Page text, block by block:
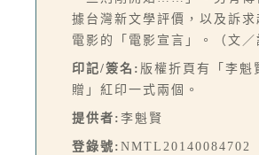
據台灣新文學評價，以及訴求
電影的「電影宣言」。（文／
印記/簽名: 版權折頁有「李魁
贈」紅印一式兩個。
提供者: 李魁賢
登錄號: NMTL20140084702